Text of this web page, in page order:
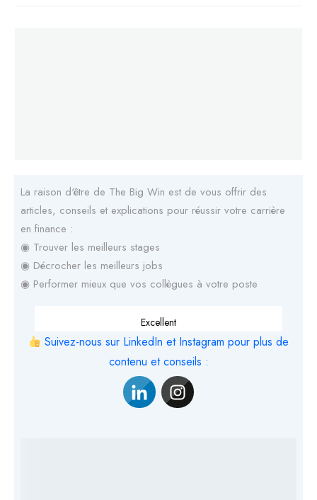
La raison d'être de The Big Win est de vous offrir des
articles, conseils et explications pour réussir votre carrière
en finance :
◉ Trouver les meilleurs stages
◉ Décrocher les meilleurs jobs
◉ Performer mieux que vos collègues à votre poste
Excellent
Suivez-nous sur LinkedIn et Instagram pour plus de
contenu et conseils :